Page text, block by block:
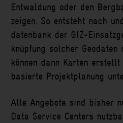
Ent­waldung oder den
zeigen. So entsteht nach
daten­bank der GIZ-
knüpfung solcher
können dann Karten
basierte Projekt­planung
Alle An­gebote sind bisher
Data Service Centers